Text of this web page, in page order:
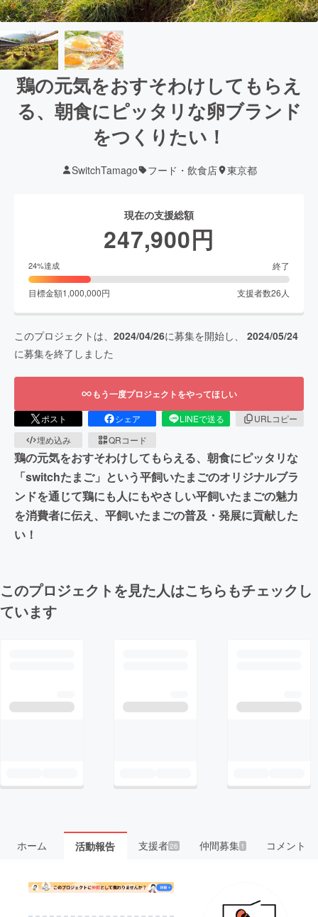
鶏の元気をおすそわけしてもらえ
る、朝食にピッタリな卵ブランド
をつくりたい！
SwitchTamago フード・飲食店 東京都
現在の支援総額
247,900円
24%達成 終了
目標金額1,000,000円 支援者数26 人
このプロジェクトは、 2024/04/26に募集を開始し、 2024/05/24
に募集を終了しました
もう一度プロジェクトをやってほしい
ポスト シェア LINEで送る
URLコピー
埋め込み
QRコード
鶏の元気をおすそわけしてもらえる、朝食にピッタリな
「switchたまご」という平飼いたまごのオリジナルブラ
ンドを通じて鶏にも人にもやさしい平飼いたまごの魅力
を消費者に伝え、平飼いたまごの普及・発展に貢献した
い！
このプロジェクトを見た人はこちらもチェックし
ています
ホーム 活動報告 支援者 26 仲間募集 1 コメント